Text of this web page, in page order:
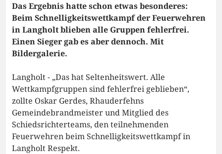
Das Ergebnis hatte schon etwas besonderes:
Beim Schnelligkeitswettkampf der Feuerwehren
in Langholt blieben alle Gruppen fehlerfrei.
Einen Sieger gab es aber dennoch. Mit
Bildergalerie.
Langholt - „Das hat Seltenheitswert. Alle
Wettkampfgruppen sind fehlerfrei geblieben“,
zollte Oskar Gerdes, Rhauderfehns
Gemeindebrandmeister und Mitglied des
Schiedsrichterteams, den teilnehmenden
Feuerwehren beim Schnelligkeitswettkampf in
Langholt Respekt.